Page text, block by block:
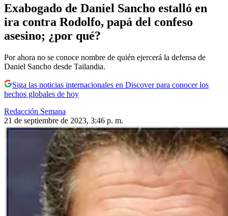
Exabogado de Daniel Sancho estalló en
ira contra Rodolfo, papá del confeso
asesino; ¿por qué?
Por ahora no se conoce nombre de quién ejercerá la defensa de
Daniel Sancho desde Tailandia.
Siga las noticias internacionales en Discover para conocer los
hechos globales de hoy
Redacción Semana
21 de septiembre de 2023, 3:46 p. m.